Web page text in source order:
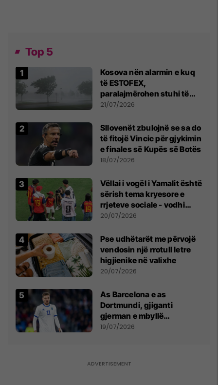
Top 5
Kosova nën alarmin e kuq
të ESTOFEX,
paralajmërohen stuhi të
fuqishme me breshër dhe
21/07/2026
Sllovenët zbulojnë se sa do
të fitojë Vincic për gjykimin
e finales së Kupës së Botës
18/07/2026
Vëllai i vogël i Yamalit është
sërish tema kryesore e
rrjeteve sociale - vodhi
vëmendjen pas finales së
20/07/2026
Pse udhëtarët me përvojë
vendosin një rrotull letre
higjienike në valixhe
20/07/2026
As Barcelona e as
Dortmundi, gjiganti
gjerman e mbyllë
marrëveshjen për Fisnik
19/07/2026